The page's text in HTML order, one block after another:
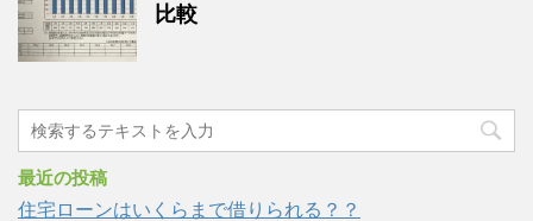
比較
最近の投稿
住宅ローンはいくらまで借りられる？？